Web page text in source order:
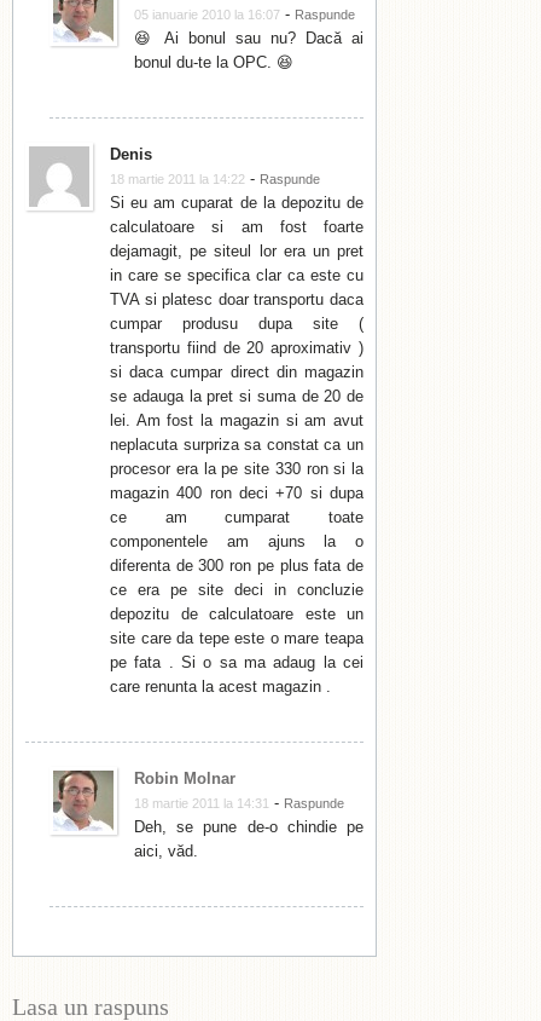
05 ianuarie 2010 la 16:07 - Raspunde
😆 Ai bonul sau nu? Dacă ai
bonul du-te la OPC. 😆
Denis
18 martie 2011 la 14:22 - Raspunde
Si eu am cuparat de la depozitu de
calculatoare si am fost foarte
dejamagit, pe siteul lor era un pret
in care se specifica clar ca este cu
TVA si platesc doar transportu daca
cumpar produsu dupa site (
transportu fiind de 20 aproximativ )
si daca cumpar direct din magazin
se adauga la pret si suma de 20 de
lei. Am fost la magazin si am avut
neplacuta surpriza sa constat ca un
procesor era la pe site 330 ron si la
magazin 400 ron deci +70 si dupa
ce am cumparat toate
componentele am ajuns la o
diferenta de 300 ron pe plus fata de
ce era pe site deci in concluzie
depozitu de calculatoare este un
site care da tepe este o mare teapa
pe fata . Si o sa ma adaug la cei
care renunta la acest magazin .
Robin Molnar
18 martie 2011 la 14:31 - Raspunde
Deh, se pune de-o chindie pe
aici, văd.
Lasa un raspuns